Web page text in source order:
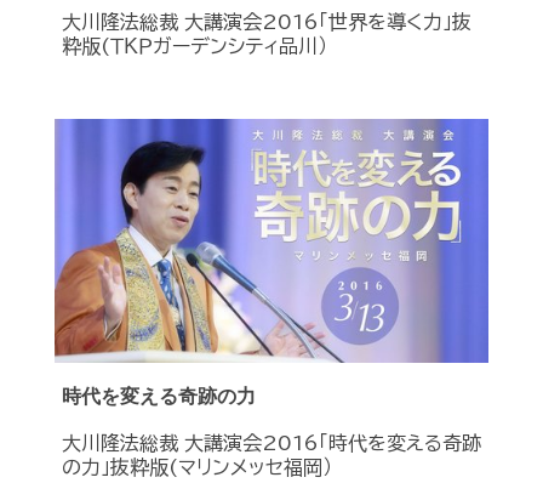
大川隆法総裁 大講演会2016「世界を導く力」抜
粋版(ＴＫＰガーデンシティ品川）
時代を変える奇跡の力
大川隆法総裁 大講演会2016「時代を変える奇跡
の力」抜粋版(マリンメッセ福岡）